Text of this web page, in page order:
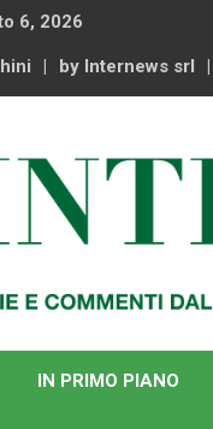
6, 2026
by Internews srl
IN PRIMO PIANO